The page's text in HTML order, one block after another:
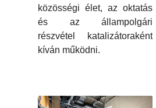
közösségi élet, az oktatás
és az állampolgári
részvétel katalizátoraként
kíván működni.